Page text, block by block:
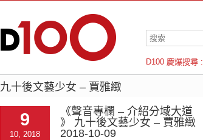
D100 慶爆搜尋 :
羅倫斯
九十後文藝少女 – 賈雅緻
9
10, 2018
《聲音專欄 – 介紹分域大道
》 九十後文藝少女 – 賈雅緻
2018-10-09